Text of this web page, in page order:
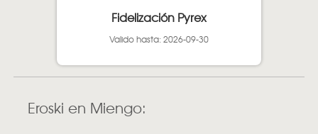
Fidelización Pyrex
Valido hasta: 2026-09-30
Eroski en Miengo: